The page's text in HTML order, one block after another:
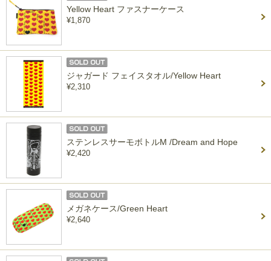
Yellow Heart ファスナーケース
¥1,870
ジャガード フェイスタオル/Yellow Heart
¥2,310
ステンレスサーモボトルM /Dream and Hope
¥2,420
メガネケース/Green Heart
¥2,640